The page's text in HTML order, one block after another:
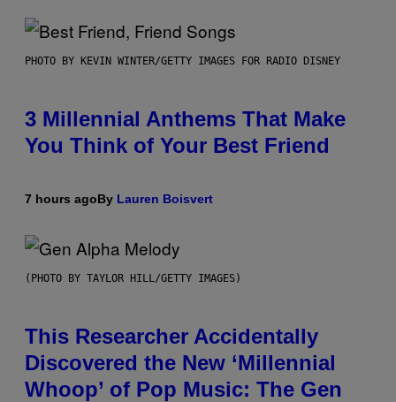
PHOTO BY KEVIN WINTER/GETTY IMAGES FOR RADIO DISNEY
3 Millennial Anthems That Make
You Think of Your Best Friend
7 hours agoBy Lauren Boisvert
(PHOTO BY TAYLOR HILL/GETTY IMAGES)
This Researcher Accidentally
Discovered the New ‘Millennial
Whoop’ of Pop Music: The Gen